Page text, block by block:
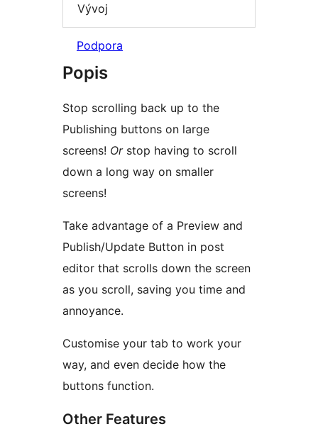
Vývoj
Podpora
Popis
Stop scrolling back up to the
Publishing buttons on large
screens! Orstop having to scroll
down a long way on smaller
screens!
Take advantage of a Preview and
Publish/Update Button in post
editor that scrolls down the screen
as you scroll, saving you time and
annoyance.
Customise your tab to work your
way, and even decide how the
buttons function.
Other Features